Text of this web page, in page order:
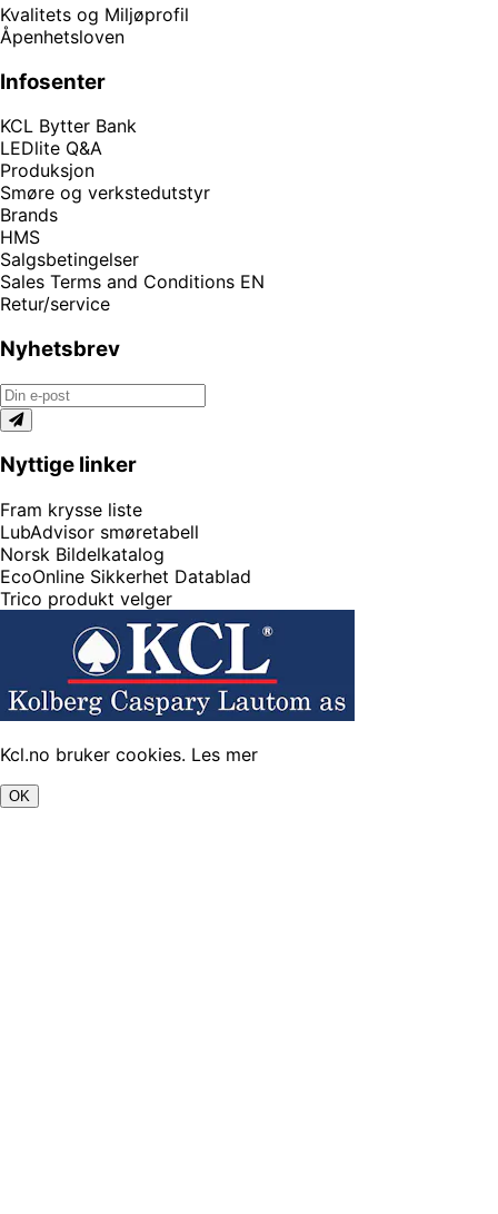
Kvalitets og Miljøprofil
Åpenhetsloven
Infosenter
KCL Bytter Bank
LEDlite Q&A
Produksjon
Smøre og verkstedutstyr
Brands
HMS
Salgsbetingelser
Sales Terms and Conditions EN
Retur/service
Nyhetsbrev
Nyttige linker
Fram krysse liste
LubAdvisor smøretabell
Norsk Bildelkatalog
EcoOnline Sikkerhet Datablad
Trico produkt velger
Kcl.no bruker cookies. Les mer
OK